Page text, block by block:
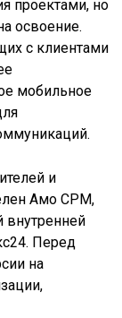
проектами, но
освоение.
с клиентами
мобильное
и
Амо СРМ,
внутренней
Перед
на